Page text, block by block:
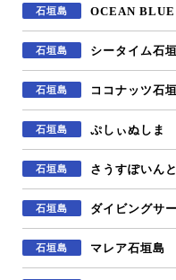
石垣島 OCEAN BLUE
石垣島 シータイム石
石垣島 ココナッツ石
石垣島 ぷしぃぬしま
石垣島 さうすぽいんと
石垣島 ダイビングサ
石垣島 マレア石垣島